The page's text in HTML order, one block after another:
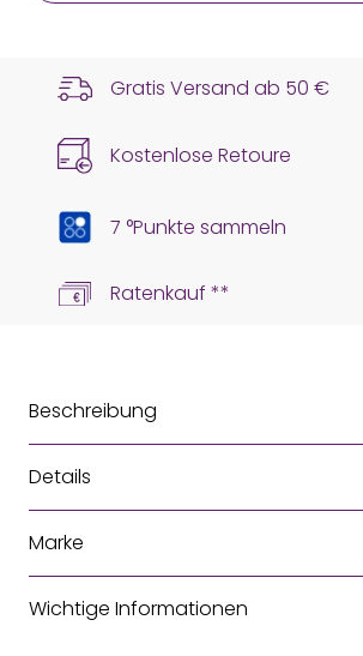
Gratis Versand ab 50 €
Kostenlose Retoure
7 °Punkte sammeln
Ratenkauf **
Beschreibung
Details
Marke
Wichtige Informationen